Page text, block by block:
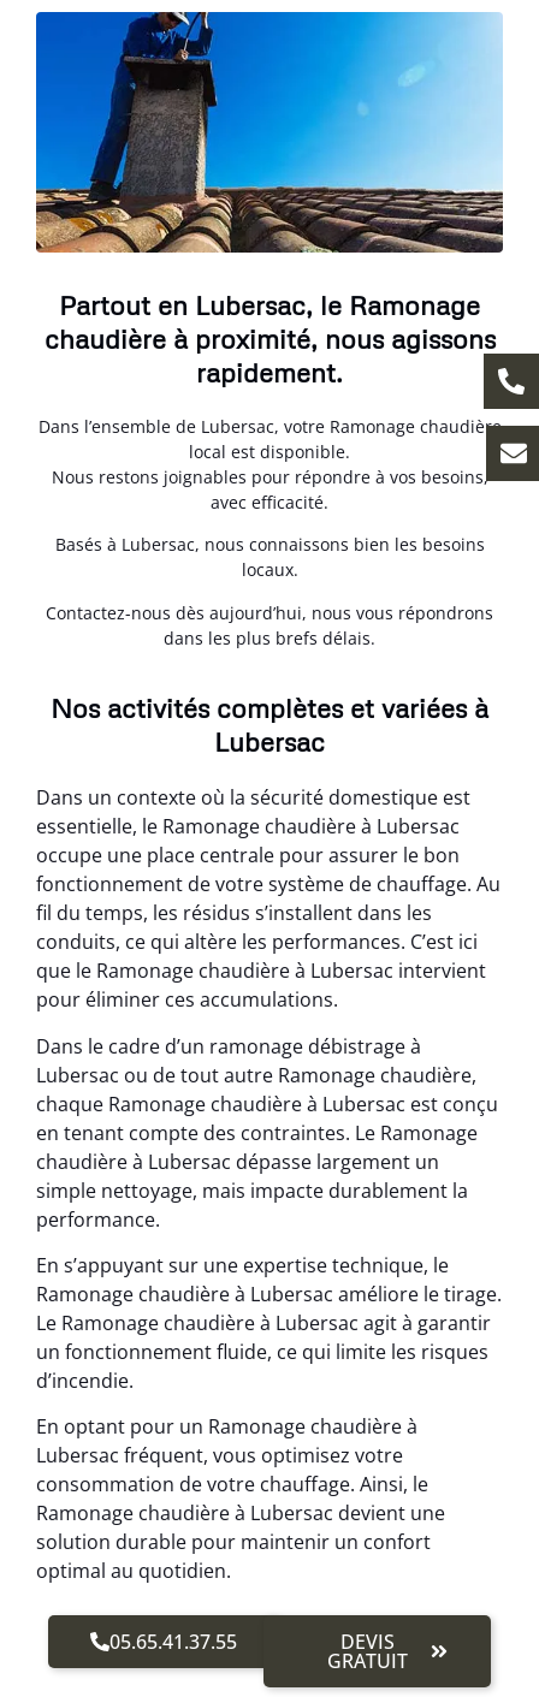
Partout en Lubersac, le Ramonage
chaudière à proximité, nous agissons
rapidement.
Dans l’ensemble de Lubersac, votre Ramonage chaudière
local est disponible.
Nous restons joignables pour répondre à vos besoins,
avec efficacité.
Basés à Lubersac, nous connaissons bien les besoins
locaux.
Contactez-nous dès aujourd’hui, nous vous répondrons
dans les plus brefs délais.
Nos activités complètes et variées à
Lubersac
Dans un contexte où la sécurité domestique est
essentielle, le Ramonage chaudière à Lubersac
occupe une place centrale pour assurer le bon
fonctionnement de votre système de chauffage. Au
fil du temps, les résidus s’installent dans les
conduits, ce qui altère les performances. C’est ici
que le Ramonage chaudière à Lubersac intervient
pour éliminer ces accumulations.
Dans le cadre d’un ramonage débistrage à
Lubersac ou de tout autre Ramonage chaudière,
chaque Ramonage chaudière à Lubersac est conçu
en tenant compte des contraintes. Le Ramonage
chaudière à Lubersac dépasse largement un
simple nettoyage, mais impacte durablement la
performance.
En s’appuyant sur une expertise technique, le
Ramonage chaudière à Lubersac améliore le tirage.
Le Ramonage chaudière à Lubersac agit à garantir
un fonctionnement fluide, ce qui limite les risques
d’incendie.
En optant pour un Ramonage chaudière à
Lubersac fréquent, vous optimisez votre
consommation de votre chauffage. Ainsi, le
Ramonage chaudière à Lubersac devient une
solution durable pour maintenir un confort
optimal au quotidien.
05.65.41.37.55 DEVIS
GRATUIT